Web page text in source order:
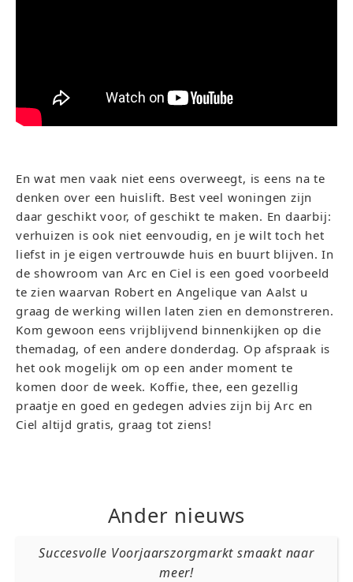
En wat men vaak niet eens overweegt, is eens na te
denken over een huislift. Best veel woningen zijn
daar geschikt voor, of geschikt te maken. En daarbij:
verhuizen is ook niet eenvoudig, en je wilt toch het
liefst in je eigen vertrouwde huis en buurt blijven. In
de showroom van Arc en Ciel is een goed voorbeeld
te zien waarvan Robert en Angelique van Aalst u
graag de werking willen laten zien en demonstreren.
Kom gewoon eens vrijblijvend binnenkijken op die
themadag, of een andere donderdag. Op afspraak is
het ook mogelijk om op een ander moment te
komen door de week. Koffie, thee, een gezellig
praatje en goed en gedegen advies zijn bij Arc en
Ciel altijd gratis, graag tot ziens!
Ander nieuws
Succesvolle Voorjaarszorgmarkt smaakt naar
meer!